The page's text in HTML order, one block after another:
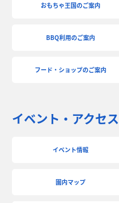
おもちゃ王国のご案内
BBQ利用のご案内
フード・ショップのご案内
イベント・アクセス
イベント情報
園内マップ